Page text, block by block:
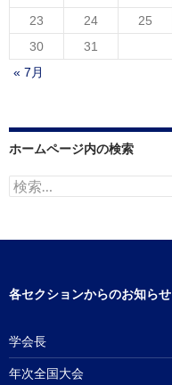
23
24 25
30
31
« 7月
ホームページ内の検索
検
索:
各セクションからのお知らせ
学会長
年次全国大会